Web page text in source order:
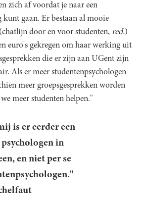
zich af voordat je naar een
kunt gaan. Er bestaan al mooie
door en voor studenten, red.)
euro's gekregen om haar werking uit
die er zijn aan UGent zijn
Als er meer studentenpsychologen
meer groepsgesprekken worden
meer studenten helpen."
is er eerder een
in
en niet per se